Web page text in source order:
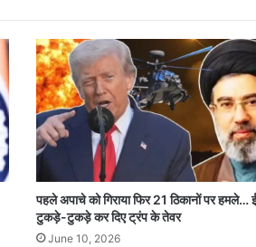
पहले अपाचे को गिराया फिर 21 ठिकानों पर हमले…
टुकड़े-टुकड़े कर दिए ट्रंप के तेवर
June 10, 2026